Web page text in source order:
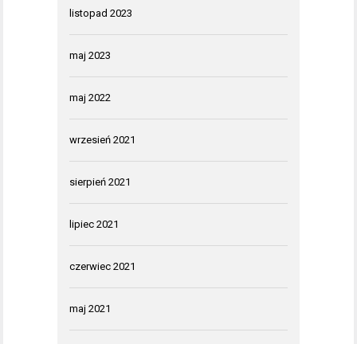
listopad 2023
maj 2023
maj 2022
wrzesień 2021
sierpień 2021
lipiec 2021
czerwiec 2021
maj 2021